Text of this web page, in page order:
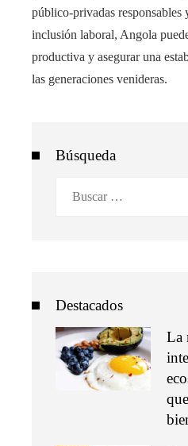
público-privadas
inclusión laboral, Angola
productiva y asegurar una
las generaciones venideras.
Búsqueda
Destacados
La